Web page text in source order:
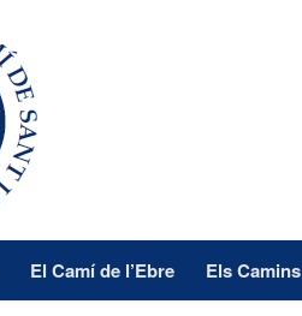
El Camí de l’Ebre Els Camins